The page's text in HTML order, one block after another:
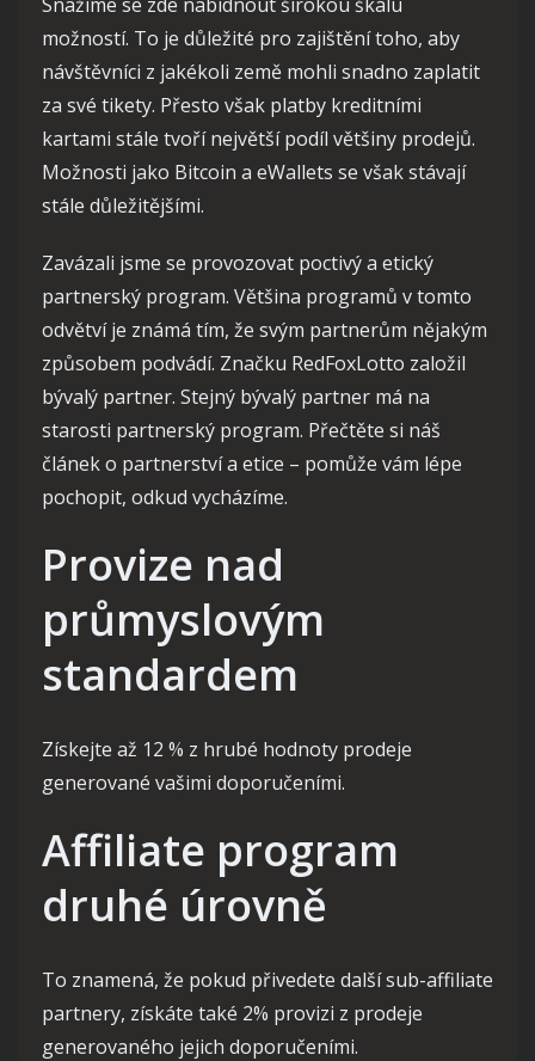
možností. To je důležité pro zajištění toho, aby
návštěvníci z jakékoli země mohli snadno zaplatit
za své tikety. Přesto však platby kreditními
kartami stále tvoří největší podíl většiny prodejů.
Možnosti jako Bitcoin a eWallets se však stávají
stále důležitějšími.
Zavázali jsme se provozovat poctivý a etický
partnerský program. Většina programů v tomto
odvětví je známá tím, že svým partnerům nějakým
způsobem podvádí. Značku RedFoxLotto založil
bývalý partner. Stejný bývalý partner má na
starosti partnerský program. Přečtěte si náš
článek o partnerství a etice – pomůže vám lépe
pochopit, odkud vycházíme.
Provize nad
průmyslovým
standardem
Získejte až 12 % z hrubé hodnoty prodeje
generované vašimi doporučeními.
Affiliate program
druhé úrovně
To znamená, že pokud přivedete další sub-affiliate
partnery, získáte také 2% provizi z prodeje
generovaného jejich doporučeními.